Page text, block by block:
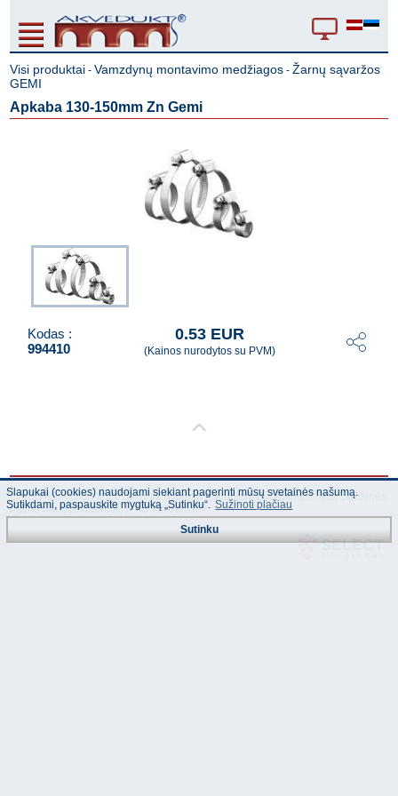
Visi produktai -Vamzdynų montavimo medžiagos -Žarnų sąvaržos
GEMI
Apkaba 130-150mm Zn Gemi
Kodas :
994410
0.53 EUR
(Kainos nurodytos su PVM)
© "AS Akvedukts" 2026. Dalinai ar pilnai naudojant duomenis iš šios svetainės
būtina naudoti nuorodą Į "AS Akvedukts"!
Slapukai (cookies) naudojami siekiant pagerinti mūsų svetainės našumą.
Sutikdami, paspauskite mygtuką „Sutinku“. Sužinoti plačiau
Sutinku